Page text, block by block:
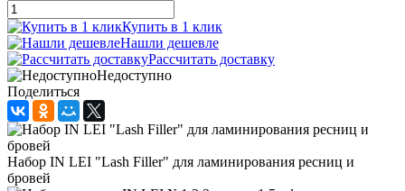
Купить в 1 клик
Нашли дешевле
Рассчитать доставку
Недоступно
Поделиться
Набор IN LEI "Lash Filler" для ламинирования ресниц и
бровей